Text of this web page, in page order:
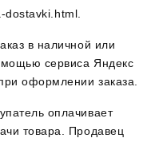
в наличной или
сервиса Яндекс
оформлении заказа.
оплачивает
товара. Продавец